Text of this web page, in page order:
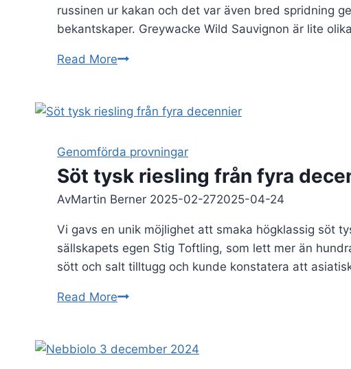
russinen ur kakan och det var även bred spridning
bekantskaper. Greywacke Wild Sauvignon är lite
Read MoreAktuella
04-
Genomförda provningar
Söt tysk riesling från fyra
AvMartin Berner 2025-02-272025-04-24
Vi gavs en unik möjlighet att smaka högklassig söt
sällskapets egen Stig Toftling, som lett mer än
sött och salt tilltugg och kunde konstatera att
Read MoreSöt
från